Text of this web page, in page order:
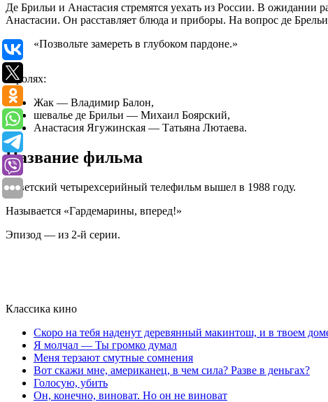
Де Брильи и Анастасия стремятся уехать из России. В
Анастасии. Он расставляет блюда и приборы. На вопрос де
«Позвольте замереть в глубоком пардоне.»
В ролях:
Жак — Владимир Балон,
шевалье де Брильи — Михаил Боярский,
Анастасия Ягужинская — Татьяна Лютаева.
Название фильма
Советский четырехсерийный телефильм вышел в 1988 году.
Называется «Гардемарины, вперед!»
Эпизод — из 2-й серии.
Классика кино
Скоро на тебя наденут деревянный макинтош, и в твоем
Я молчал — Ты громко думал
Меня терзают смутные сомнения
Вот скажи мне, американец, в чем сила? Разве в деньгах?
Голосую, убить
Он, конечно, виноват. Но он не виноват